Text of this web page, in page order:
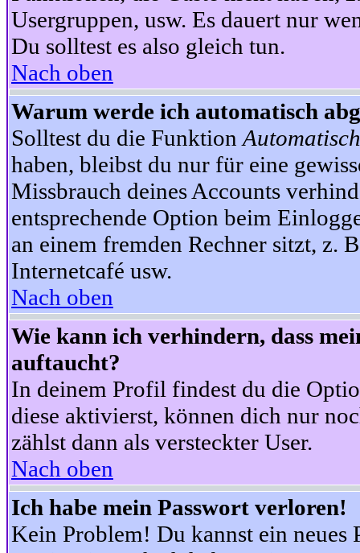
Usergruppen, usw. Es dauert nur
Du solltest es also gleich tun.
Nach oben
Warum werde ich automatisch
Solltest du die Funktion
haben, bleibst du nur für eine
Missbrauch deines Accounts
entsprechende Option beim
an einem fremden Rechner sitzt, z.
Internetcafé usw.
Nach oben
Wie kann ich verhindern, dass
auftaucht?
In deinem Profil findest du die
diese aktivierst, können dich nur
zählst dann als versteckter User.
Nach oben
Ich habe mein Passwort verloren!
Kein Problem! Du kannst ein neues